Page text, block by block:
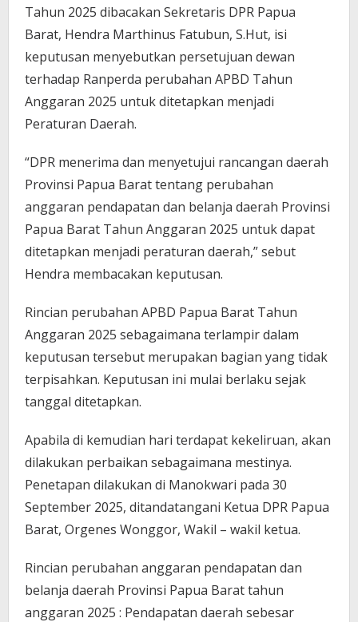
Tahun 2025 dibacakan Sekretaris DPR Papua
Barat, Hendra Marthinus Fatubun, S.Hut, isi
keputusan menyebutkan persetujuan dewan
terhadap Ranperda perubahan APBD Tahun
Anggaran 2025 untuk ditetapkan menjadi
Peraturan Daerah.
“DPR menerima dan menyetujui rancangan daerah
Provinsi Papua Barat tentang perubahan
anggaran pendapatan dan belanja daerah Provinsi
Papua Barat Tahun Anggaran 2025 untuk dapat
ditetapkan menjadi peraturan daerah,” sebut
Hendra membacakan keputusan.
Rincian perubahan APBD Papua Barat Tahun
Anggaran 2025 sebagaimana terlampir dalam
keputusan tersebut merupakan bagian yang tidak
terpisahkan. Keputusan ini mulai berlaku sejak
tanggal ditetapkan.
Apabila di kemudian hari terdapat kekeliruan, akan
dilakukan perbaikan sebagaimana mestinya.
Penetapan dilakukan di Manokwari pada 30
September 2025, ditandatangani Ketua DPR Papua
Barat, Orgenes Wonggor, Wakil – wakil ketua.
Rincian perubahan anggaran pendapatan dan
belanja daerah Provinsi Papua Barat tahun
anggaran 2025 : Pendapatan daerah sebesar